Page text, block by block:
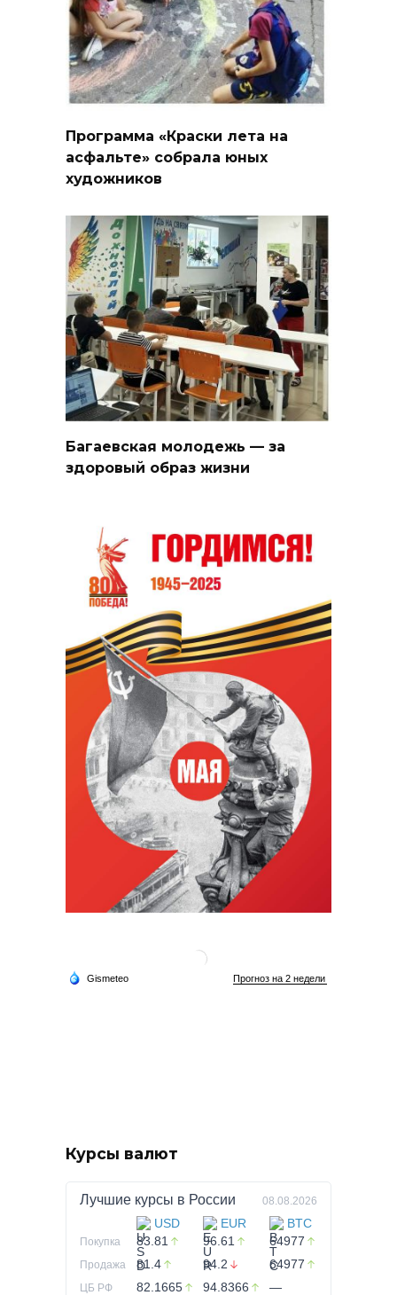
Программа «Краски лета на
асфальте» собрала юных
художников
Багаевская молодежь — за
здоровый образ жизни
Курсы валют
Лучшие курсы в России 08.08.2026
USD EUR BTC
Покупка 83.81 96.61 64977
Продажа 81.4 94.2 64977
ЦБ РФ 82.1665 94.8366 —